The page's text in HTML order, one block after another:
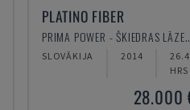
PLATINO FIBER
PRIMA POWER -
SLOVĀKIJA 2014
HRS
28.000